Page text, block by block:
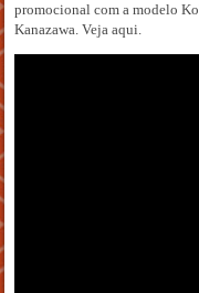
promocional com a modelo
Kanazawa. Veja aqui.